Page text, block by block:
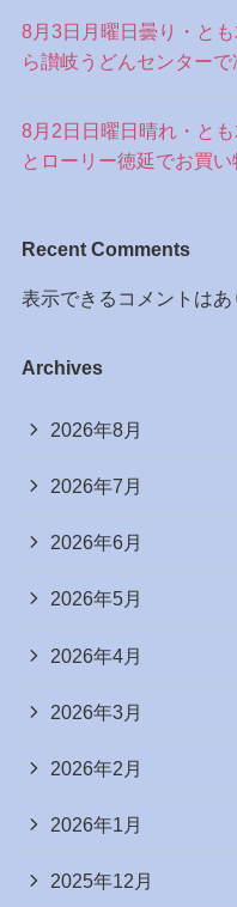
8月3日月曜日曇り・と
ら讃岐うどんセンター
8月2日日曜日晴れ・と
とローリー徳延でお買い
Recent Comments
表示できるコメントはあ
Archives
2026年8月
2026年7月
2026年6月
2026年5月
2026年4月
2026年3月
2026年2月
2026年1月
2025年12月